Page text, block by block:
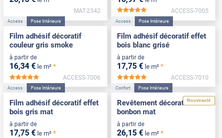
MAT-2342 ACCESS-7005
Access Pose Intérieure
Film adhésif décoratif
couleur gris smoke
à partir de
16,34 € le m² *
*****
ACCESS-7006
Access Pose Intérieure
Film adhésif décoratif effet
bois blanc grisé
à partir de
17,75 € le m² *
ACCESS-7010
Access Pose Intérieure
Film adhésif décoratif effet
bois gris mat
à partir de
17,75 € le m² *
Nouveauté
Confort Pose Intérieure
Revêtement décoratif rose
bonbon mat
à partir de
26,15 € le m² *